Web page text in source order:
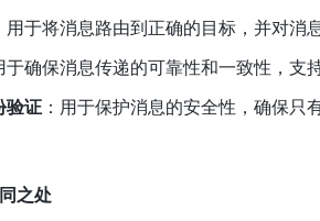
用于将消息路由到正确的目标，并对消
于确保消息传递的可靠性和一致性，支
验证 ：用于保护消息的安全性，确保
之处